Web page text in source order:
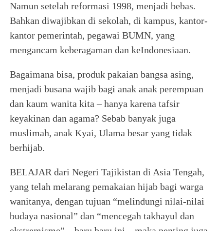
Namun setelah reformasi 1998, menjadi bebas.
Bahkan diwajibkan di sekolah, di kampus, kantor-
kantor pemerintah, pegawai BUMN, yang
mengancam keberagaman dan keIndonesiaan.
Bagaimana bisa, produk pakaian bangsa asing,
menjadi busana wajib bagi anak anak perempuan
dan kaum wanita kita – hanya karena tafsir
keyakinan dan agama? Sebab banyak juga
muslimah, anak Kyai, Ulama besar yang tidak
berhijab.
BELAJAR dari Negeri Tajikistan di Asia Tengah,
yang telah melarang pemakaian hijab bagi warga
wanitanya, dengan tujuan “melindungi nilai-nilai
budaya nasional” dan “mencegah takhayul dan